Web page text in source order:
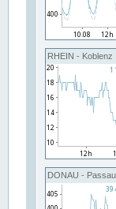
RHEIN - Koblenz
DONAU - Passau